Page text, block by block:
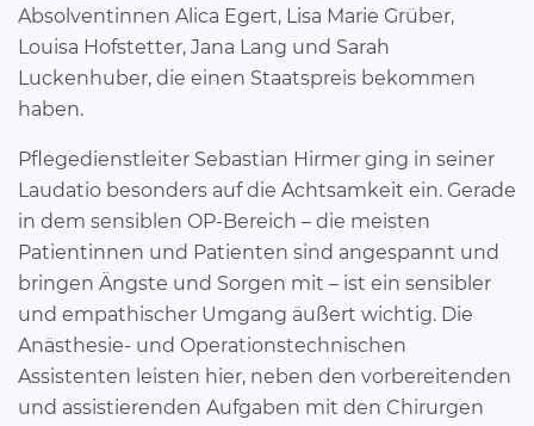
Absolventinnen Alica Egert, Lisa Marie Grüber,
Louisa Hofstetter, Jana Lang und Sarah
Luckenhuber, die einen Staatspreis bekommen
haben.
Pflegedienstleiter Sebastian Hirmer ging in seiner
Laudatio besonders auf die Achtsamkeit ein. Gerade
in dem sensiblen OP-Bereich – die meisten
Patientinnen und Patienten sind angespannt und
bringen Ängste und Sorgen mit – ist ein sensibler
und empathischer Umgang äußert wichtig. Die
Anästhesie- und Operationstechnischen
Assistenten leisten hier, neben den vorbereitenden
und assistierenden Aufgaben mit den Chirurgen